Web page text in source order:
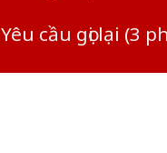
Yêu cầu gọi lại (3